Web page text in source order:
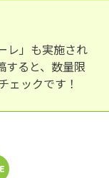
レ」も実施され
すると、数量限
ェックです！